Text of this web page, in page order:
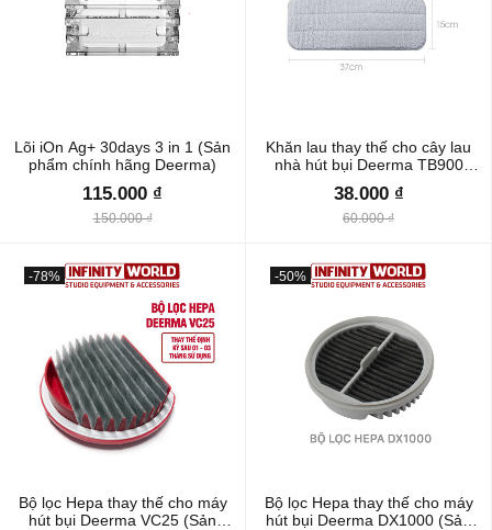
Lõi iOn Ag+ 30days 3 in 1 (Sản
phẩm chính hãng Deerma)
115.000 ₫
150.000 ₫
Khăn lau thay thế cho cây lau
nhà hút bụi Deerma TB900
38.000 ₫
60.000 ₫
-78%
Bộ lọc Hepa thay thế cho máy
hút bụi Deerma VC25 (Sản
-50%
Bộ lọc Hepa thay thế cho máy
hút bụi Deerma DX1000 (Sản